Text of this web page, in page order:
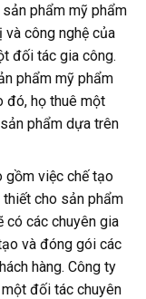
phẩm mỹ phẩm
và công nghệ của
đối tác gia công.
phẩm mỹ phẩm
đó, họ thuê một
phẩm dựa trên
gồm việc chế tạo
cho sản phẩm
có các chuyên gia
và đóng gói các
hàng. Công ty
đối tác chuyên